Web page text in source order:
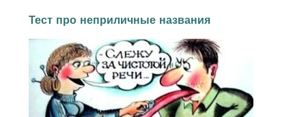
Тест про неприличные названия